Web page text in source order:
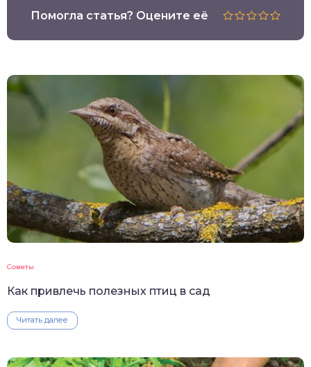
Помогла статья? Оцените её
Советы
Как привлечь полезных птиц в сад
Читать далее